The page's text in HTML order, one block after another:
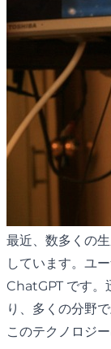
最近、数多くの
しています。ユ
ChatGPT です。
り、多くの分野
このテクノロジ